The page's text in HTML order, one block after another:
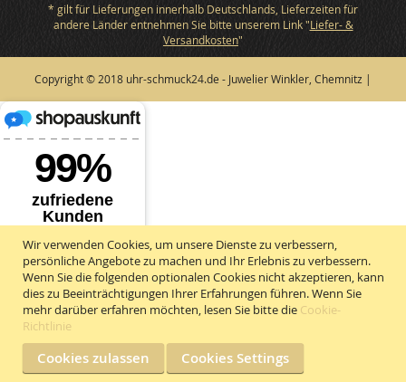
* gilt für Lieferungen innerhalb Deutschlands, Lieferzeiten für
andere Länder entnehmen Sie bitte unserem Link "Liefer- &
Versandkosten"
Copyright © 2018 uhr-schmuck24.de - Juwelier Winkler, Chemnitz |
Wir verwenden Cookies, um unsere Dienste zu verbessern,
persönliche Angebote zu machen und Ihr Erlebnis zu verbessern.
Wenn Sie die folgenden optionalen Cookies nicht akzeptieren, kann
dies zu Beeinträchtigungen Ihrer Erfahrungen führen. Wenn Sie
mehr darüber erfahren möchten, lesen Sie bitte die Cookie-
Richtlinie
Cookies zulassen Cookies Settings